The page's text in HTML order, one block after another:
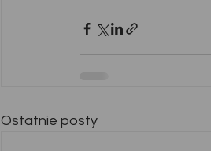
Ostatnie posty